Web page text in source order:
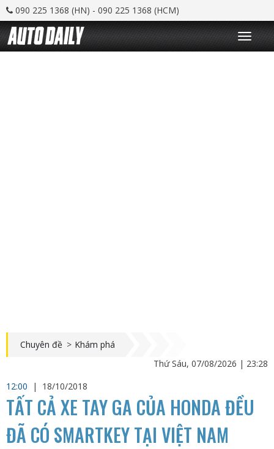
090 225 1368 (HN) - 090 225 1368 (HCM)
T
o
g
Chuyên đề > Khám phá
Thứ Sáu, 07/08/2026 | 23:28
12:00
| 18/10/2018
TẤT CẢ XE TAY GA CỦA HONDA ĐỀU
ĐÃ CÓ SMARTKEY TẠI VIỆT NAM